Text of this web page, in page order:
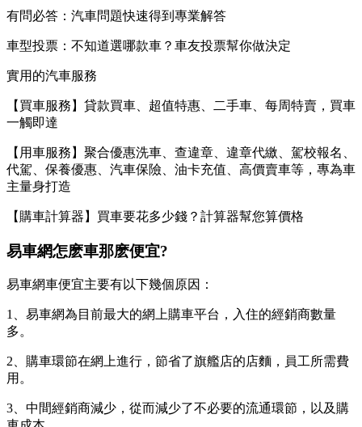
有問必答：汽車問題快速得到專業解答
車型投票：不知道選哪款車？車友投票幫你做決定
實用的汽車服務
【買車服務】貸款買車、超值特惠、二手車、每周特賣，買車
一觸即達
【用車服務】聚合優惠洗車、查違章、違章代繳、駕校報名、
代駕、保養優惠、汽車保險、油卡充值、高價賣車等，專為車
主量身打造
【購車計算器】買車要花多少錢？計算器幫您算價格
易車網怎麽車那麽便宜?
易車網車便宜主要有以下幾個原因：
1、易車網為目前最大的網上購車平台，入住的經銷商數量
多。
2、購車環節在網上進行，節省了旗艦店的店麵，員工所需費
用。
3、中間經銷商減少，從而減少了不必要的流通環節，以及購